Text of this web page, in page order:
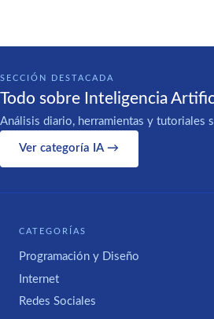
SECCIÓN DESTACADA
Todo sobre Inteligencia
Análisis diario, herramientas y tutoriales
Ver categoría IA →
CATEGORÍAS
Programación y Diseño
Internet
Redes Sociales